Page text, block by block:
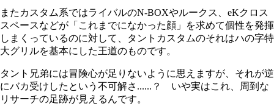
またカスタム系ではライバルのN‐BOXやルークス、eKクロス
スペースなどが「これまでになかった顔」を求めて個性を発揮
しまくっているのに対して、タントカスタムのそれはハの字特
大グリルを基本にした王道のものです。
タント兄弟には冒険心が足りないように思えますが、それが逆
にバカ受けしたという不可解さ......？ いや実はこれ、周到な
リサーチの足跡が見えるんです。